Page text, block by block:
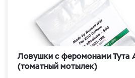
Ловушки с феромонами Тута
(томатный мотылек)